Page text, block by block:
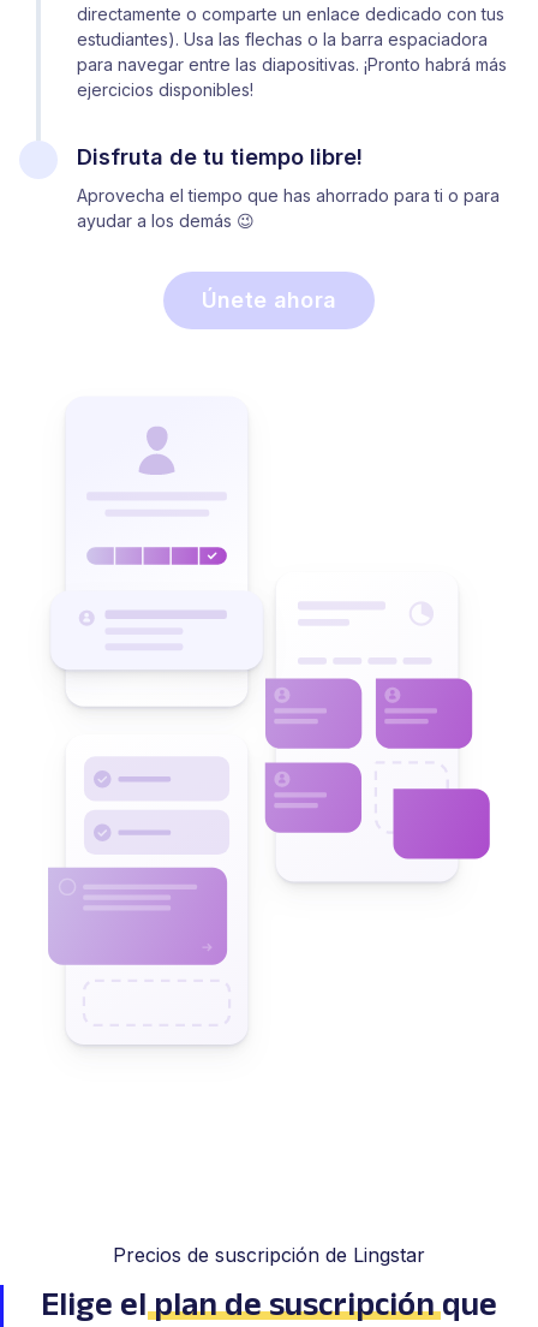
directamente o comparte un enlace dedicado con tus
estudiantes). Usa las flechas o la barra espaciadora
para navegar entre las diapositivas. ¡Pronto habrá más
ejercicios disponibles!
Disfruta de tu tiempo libre!
Aprovecha el tiempo que has ahorrado para ti o para
ayudar a los demás 😉
Únete ahora
Precios de suscripción de Lingstar
Elige elplan de suscripciónque